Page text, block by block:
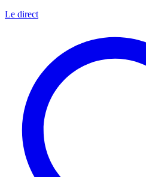
Le direct